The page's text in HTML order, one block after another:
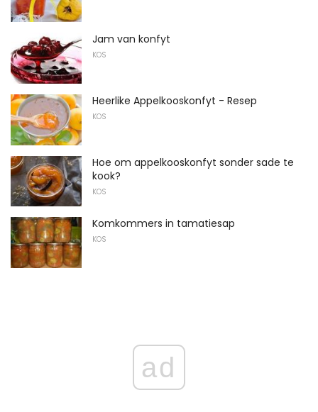
Jam van konfyt
KOS
Heerlike Appelkooskonfyt - Resep
KOS
Hoe om appelkooskonfyt sonder sade te
kook?
KOS
Komkommers in tamatiesap
KOS
ad